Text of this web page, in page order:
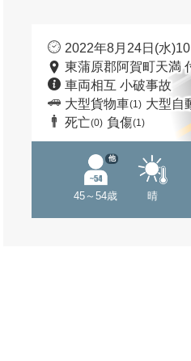
2022年8月24日(水
東蒲原郡阿賀町天満
車両相互 小破事故
大型貨物車(1) 大型自
死亡(0) 負傷(1)
45～54歳
他
晴